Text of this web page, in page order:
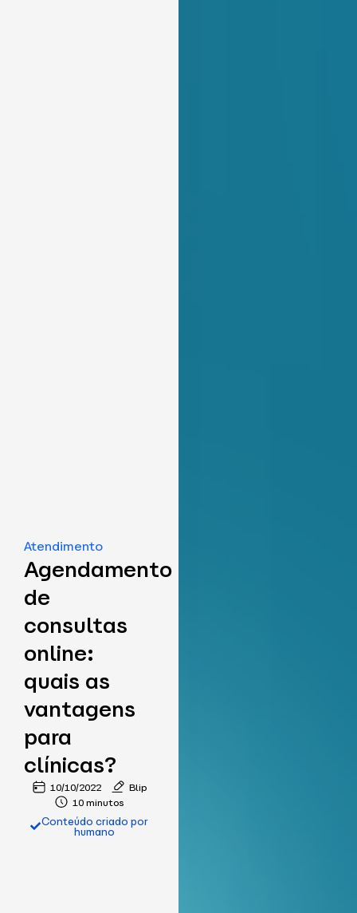
Atendimento
Agendamento
de
consultas
online:
quais as
vantagens
para
clínicas?
10/10/2022
Blip
10 minutos
Conteúdo criado por
humano